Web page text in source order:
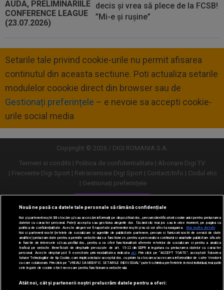
decis și vrea să plece de la FCSB!
”Mi-e și rușine”
Setarile tale privind cookie-urile nu permit afisarea
continutul din aceasta sectiune. Poti actualiza setarile
modulelor coookie direct din browser sau de
Gestionați preferințele – e nevoie sa accepti cookie-
urile social media
Copyright © 2026 / DIGI ROMANIA S.A.
Termeni si conditii
Politica de confidentialitate
Abonare Digi TV
Frecvente Digi Sport
Retransmisie Digi Sport Contact/Info
Codul etic
Gestionați preferințele
Versiune desktop
Nouă ne pasă ca datele tale personale să rămână confidențiale
Noi și partenerii noștri30stocăm și/sau accesăm informații pe dispozitivul dvs., precum identificatorii cookie unici pentru prelucrarea
datelor cu caracter personal. Puteți accepta sau gestiona alegerile dvs. făcând clic mai jos sau în orice moment, pe pagina cu
politica de confidențialitate. Aceste alegeri vor fi raportate partenerilor noștri și nu vă vor afecta navigarea.
Mai multe detalii
Noi si partenerii nostri (retelele de socializare si agentiile de publicitate partenere, precum si furnizorii nostri de servicii de date
analitice) prelucram date pentru a permite website-ului sa functioneze, pentru a personaliza continutul si anunturile publicitare afisate
in functie de interesele si/sau profilul dvs., pentru a va oferi functionalitati aferente retelelor de socializare si pentru a analiza
traficul pe website. Beneficiati de drepturile prevazute de art. 15-22 din GDPR in legatura cu prelucrarea datelor cu caracter
personal. Aceste drepturi pot fi exercitate prin modalitatea indicata aici. Prin click pe “ACCEPT TOATE”, acceptati folosirea
tuturor Tehnologiilor de tip Cookie, care implica inclusiv acceptul dvs. cu privire la stocarea/accesarea informatiilor de catre Vendor-ii
cu care colaboram. Prin click pe “VREAU SA MODIFIC SETARILE INDIVIDUAL” puteti schimba preferintele in mod individual, mai putin
cele legate de cookie strict necesare pentru functionarea website-ului.
Atât noi, cât și partenerii noștri prelucrăm datele pentru a oferi: